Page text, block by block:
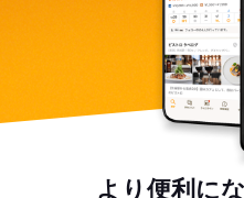
より便利に